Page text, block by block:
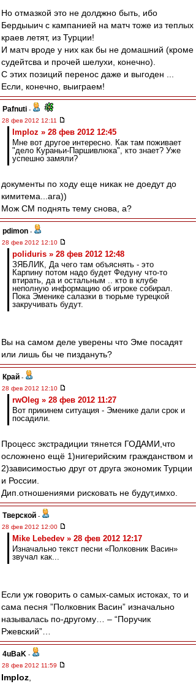
Но отмазкой это не долджно быть, ибо
Бердыыич с кампанией на матч тоже из теплых
краев летят, из Турции!
И матч вроде у них как бы не домашний (кроме
судейтсва и прочей шелухи, конечно).
С этих позиций перенос даже и выгоден ...
Если, конечно, выиграем!
Pafnuti -
28 фев 2012 12:11
Imploz » 28 фев 2012 12:45
Мне вот другое интересно. Как там поживает
"дело Кураньи-Паршивлюка", кто знает? Уже
успешно замяли?
документы по ходу еще никак не доедут до
кимитема...ага))
Мож СМ поднять тему снова, а?
pdimon -
28 фев 2012 12:10
poliduris » 28 фев 2012 12:48
ЗЯБЛИК, Да чего там объяснять - это
Карпину потом надо будет Федуну что-то
втирать, да и остальным .. кто в клубе
неполную информацию об игроке собирал.
Пока Эменике салазки в тюрьме турецкой
закручивать будут.
Вы на самом деле уверены что Эме посадят
или лишь бы че пиздануть?
Край -
28 фев 2012 12:10
rwOleg » 28 фев 2012 11:27
Вот прикинем ситуация - Эменике дали срок и
посадили.
Процесс экстрадиции тянется ГОДАМИ,что
осложнено ещё 1)нигерийским гражданством и
2)зависимостью друг от друга экономик Турции
и России.
Дип.отношениями рисковать не будут,имхо.
Тверской -
28 фев 2012 12:00
Mike Lebedev » 28 фев 2012 12:17
Изначально текст песни «Полковник Васин»
звучал как...
Если уж говорить о самых-самых истоках, то и
сама песня ”Полковник Васин” изначально
называлась по-другому… – “Поручик
Ржевский”…
4uBaK -
28 фев 2012 11:59
Imploz